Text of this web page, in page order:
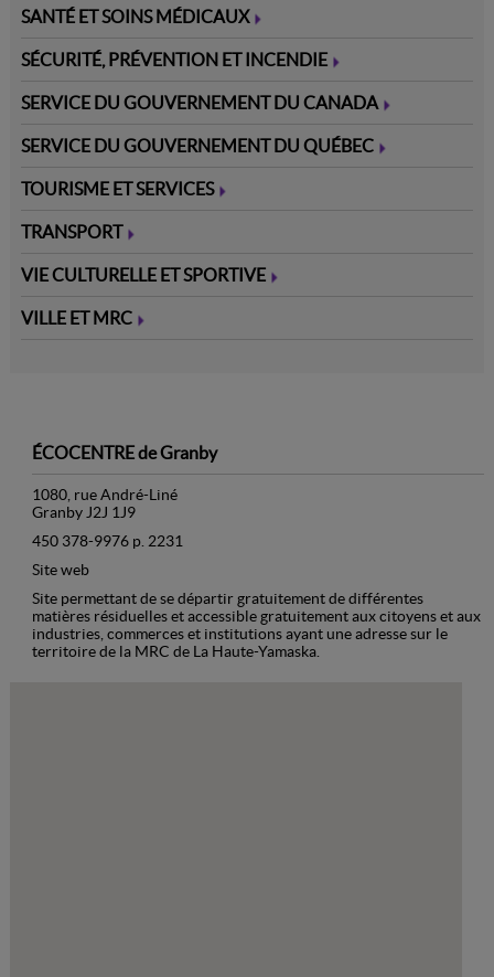
SANTÉ ET SOINS MÉDICAUX
SÉCURITÉ, PRÉVENTION ET INCENDIE
SERVICE DU GOUVERNEMENT DU CANADA
SERVICE DU GOUVERNEMENT DU QUÉBEC
TOURISME ET SERVICES
TRANSPORT
VIE CULTURELLE ET SPORTIVE
VILLE ET MRC
ÉCOCENTRE de Granby
1080, rue André-Liné
Granby J2J 1J9
450 378-9976 p. 2231
Site web
Site permettant de se départir gratuitement de différentes
matières résiduelles et accessible gratuitement aux citoyens et aux
industries, commerces et institutions ayant une adresse sur le
territoire de la MRC de La Haute-Yamaska.